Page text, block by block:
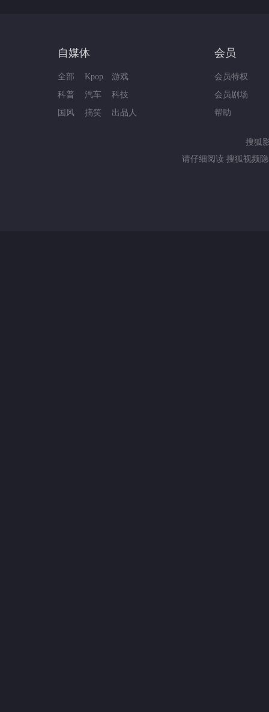
自媒体
全部
科普
国风
Kpop
汽车
搞笑
游戏
科技
出品人
会员
会员特权
会员剧场
帮助
搜狐
请仔细阅读 搜狐视频